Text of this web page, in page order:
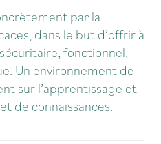
par la
dans le but d’offrir à
fonctionnel,
Un environnement de
sur l’apprentissage et
de connaissances.